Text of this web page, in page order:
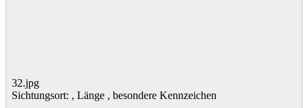
32.jpg
Sichtungsort: , Länge , besondere Kennzeichen